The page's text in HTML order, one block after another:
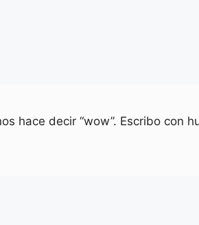
hace decir “wow”. Escribo con